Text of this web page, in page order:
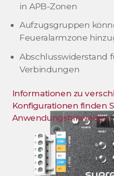
in APB-Zonen
Aufzugsgruppen
Feueralarmzone
Abschlusswiderstand
Verbindungen
Informationen zu
Konfigurationen finden
Anwendungshinweisen.